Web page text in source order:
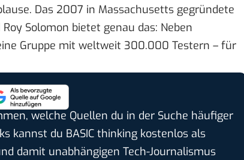
Das 2007 in Massachusetts gegründete
Solomon bietet genau das: Neben
Gruppe mit weltweit 300.000 Testern – für
welche Quellen du in der Suche häufiger
kannst du BASIC thinking kostenlos als
damit unabhängigen Tech-Journalismus